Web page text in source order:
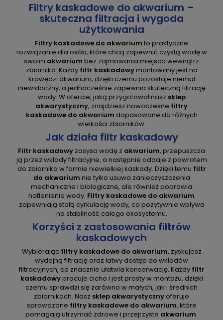
Filtry kaskadowe do akwarium –
skuteczna filtracja i wygoda
użytkowania
Filtry kaskadowe do akwarium to praktyczne
rozwiązanie dla osób, które chcą zapewnić czystą wodę w
swoim akwarium bez zajmowania miejsca wewnątrz
zbiornika. Każdy filtr kaskadowymontowany jest na
krawędzi akwarium, dzięki czemu pozostaje niemal
niewidoczny, a jednocześnie zapewnia skuteczną filtrację
wody. W ofercie, jaką przygotował nasz sklep
akwarystyczny, znajdziesz nowoczesne filtry
kaskadowe do akwarium dopasowane do różnych
wielkości zbiorników.
Jak działa filtr kaskadowy
Filtr kaskadowy zasysa wodę z akwarium, przepuszcza
ją przez wkłady filtracyjne, a następnie oddaje z powrotem
do zbiornika w formie niewielkiej kaskady. Dzięki temu filtr
do akwarium nie tylko usuwa zanieczyszczenia
mechaniczne i biologiczne, ale również poprawia
natlenienie wody. Filtry kaskadowe do akwarium
zapewniają stałą cyrkulację wody, co pozytywnie wpływa
na stabilność całego ekosystemu.
Korzyści z zastosowania filtrów
kaskadowych
Wybierając filtry kaskadowe do akwarium, zyskujesz
wydajną filtrację oraz łatwy dostęp do wkładów
filtracyjnych, co znacznie ułatwia konserwację. Każdy filtr
kaskadowypracuje cicho i jest prosty w montażu, dzięki
czemu sprawdzi się zarówno w małych, jak i średnich
zbiornikach. Nasz sklep akwarystyczny oferuje
sprawdzone filtry kaskadowe do akwarium, które
pomagają utrzymać zdrowe i przejrzyste akwarium.